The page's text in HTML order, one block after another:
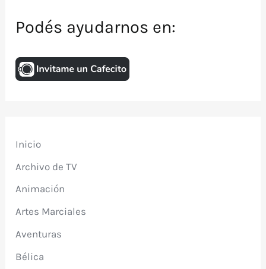
Podés ayudarnos en:
Inicio
Archivo de TV
Animación
Artes Marciales
Aventuras
Bélica